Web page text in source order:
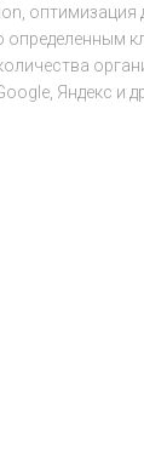
определенным
Яндекс и